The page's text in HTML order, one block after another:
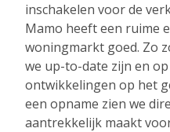
inschakelen voor de
Mamo heeft een ruime
woningmarkt goed. Zo
we up-to-date zijn en
ontwikkelingen op het
een opname zien we
aantrekkelijk maakt